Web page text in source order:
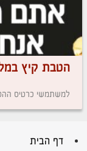
הטבת קיץ
למשתמשי כרטיס
דף הבית